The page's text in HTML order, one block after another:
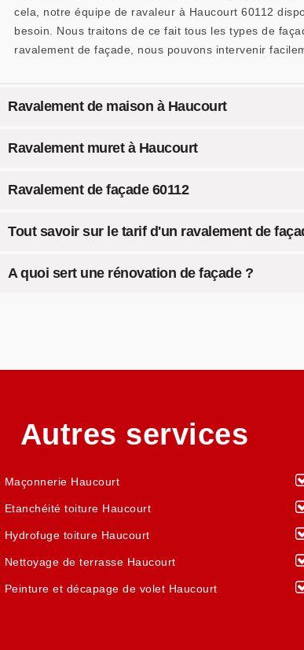
cela, notre équipe de ravaleur à Haucourt 60112
besoin. Nous traitons de ce fait tous les types de
ravalement de façade, nous pouvons intervenir
Ravalement de maison à Haucourt
Ravalement muret à Haucourt
Ravalement de façade 60112
Tout savoir sur le tarif d'un ravalement de
A quoi sert une rénovation de façade ?
Autres services
Maçonnerie Haucourt
Etanchéité toiture Haucourt
Hydrofuge toiture Haucourt
Nettoyage de terrasse Haucourt
Peinture et décapage de volet Haucourt